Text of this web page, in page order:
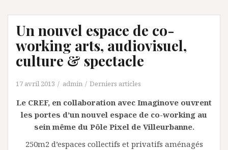
Un nouvel espace de co-
working arts, audiovisuel,
culture & spectacle
17 avril 2013 admin Derniers articles
Le CREF, en collaboration avec Imaginove ouvrent
les portes d’un nouvel espace de co-working au
sein même du Pôle Pixel de Villeurbanne.
250m2 d’espaces collectifs et privatifs aménagés